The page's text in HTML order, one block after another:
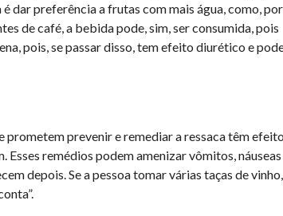
dar preferência a frutas com mais água, como, por
de café, a bebida pode, sim, ser consumida, pois
pois, se passar disso, tem efeito diurético e
prometem prevenir e remediar a ressaca têm efeito
remédios podem amenizar vômitos, náuseas
depois. Se a pessoa tomar várias taças de vinho,